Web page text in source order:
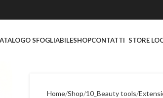
SFOGLIABILESHOPCONTATTI STORE
Home Shop 10_Beauty tools